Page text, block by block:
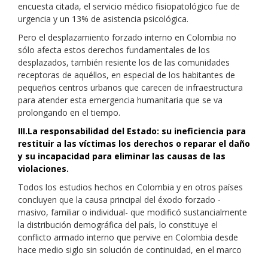
encuesta citada, el servicio médico fisiopatológico fue de
urgencia y un 13% de asistencia psicológica.
Pero el desplazamiento forzado interno en Colombia no
sólo afecta estos derechos fundamentales de los
desplazados, también resiente los de las comunidades
receptoras de aquéllos, en especial de los habitantes de
pequeños centros urbanos que carecen de infraestructura
para atender esta emergencia humanitaria que se va
prolongando en el tiempo.
III.La responsabilidad del Estado: su ineficiencia para
restituir a las víctimas los derechos o reparar el daño
y su incapacidad para eliminar las causas de las
violaciones.
Todos los estudios hechos en Colombia y en otros países
concluyen que la causa principal del éxodo forzado -
masivo, familiar o individual- que modificó sustancialmente
la distribución demográfica del país, lo constituye el
conflicto armado interno que pervive en Colombia desde
hace medio siglo sin solución de continuidad, en el marco